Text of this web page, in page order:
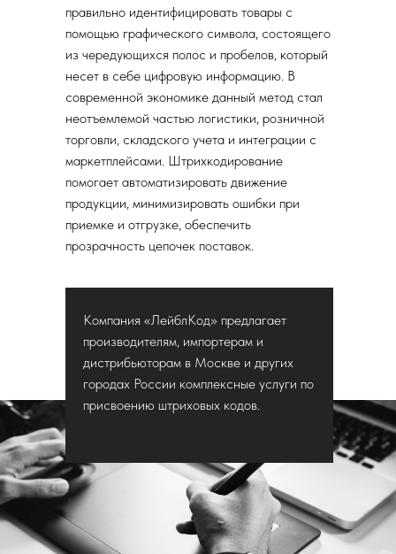
правильно идентифицировать товары с
помощью графического символа, состоящего
из чередующихся полос и пробелов, который
несет в себе цифровую информацию. В
современной экономике данный метод стал
неотъемлемой частью логистики, розничной
торговли, складского учета и интеграции с
маркетплейсами. Штрихкодирование
помогает автоматизировать движение
продукции, минимизировать ошибки при
приемке и отгрузке, обеспечить
прозрачность цепочек поставок.
Компания «ЛейблКод» предлагает
производителям, импортерам и
дистрибьюторам в Москве и других
городах России комплексные услуги по
присвоению штриховых кодов.